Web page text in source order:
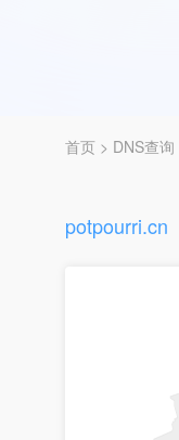
首页 > DNS查询
potpourri.cn